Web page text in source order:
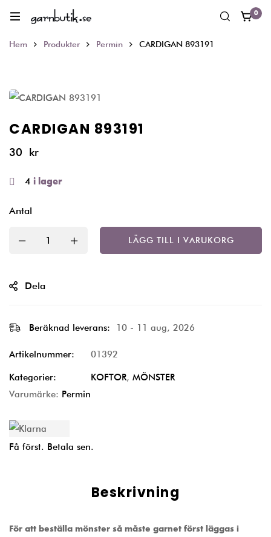
0
Hem Produkter Permin CARDIGAN 893191
CARDIGAN 893191
30 kr
4 i lager
Antal
LÄGG TILL I VARUKORG
Dela
Beräknad leverans: 10 - 11 aug, 2026
Artikelnummer: 01392
Kategorier: KOFTOR, MÖNSTER
Varumärke: Permin
Få först. Betala sen.
Beskrivning
För att beställa mönster så måste garnet först läggas i